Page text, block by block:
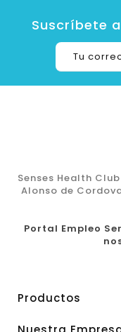
Suscríbete
Senses Health
Alonso de
Portal Empleo
Productos